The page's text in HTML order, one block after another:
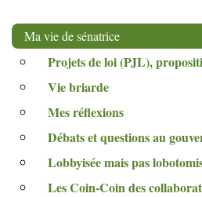
Ma vie de sénatrice
Projets de loi (PJL),
Vie briarde
Mes réflexions
Débats et questions au
Lobbyisée mais pas
Les Coin-Coin des